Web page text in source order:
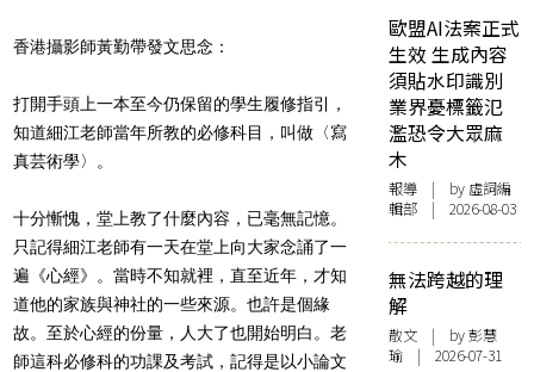
香港攝影師黃勤帶發文思念：
打開手頭上一本至今仍保留的學生履修指引，
知道細江老師當年所教的必修科目，叫做〈寫
真芸術學〉。
十分慚愧，堂上教了什麼內容，已毫無記憶。
只記得細江老師有一天在堂上向大家念誦了一
遍《心經》。當時不知就裡，直至近年，才知
道他的家族與神社的一些來源。也許是個緣
故。至於心經的份量，人大了也開始明白。老
師這科必修科的功課及考試，記得是以小論文
歐盟AI法案正式
生效 生成內容
須貼水印識別
業界憂標籤氾
濫恐令大眾麻
木
報導 | by 虛詞編
輯部 | 2026-08-03
無法跨越的理
解
散文 | by 彭慧
瑜 | 2026-07-31